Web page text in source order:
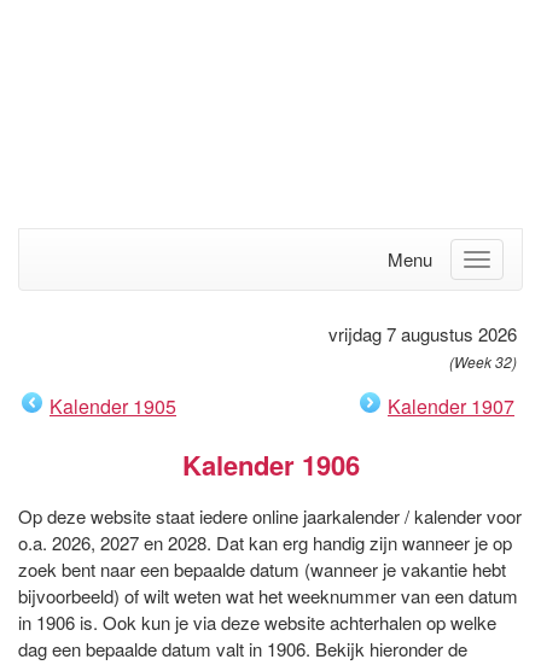
Menu
vrijdag 7 augustus 2026
(Week 32)
Kalender 1905 Kalender 1907
Kalender 1906
Op deze website staat iedere online jaarkalender / kalender voor
o.a. 2026, 2027 en 2028. Dat kan erg handig zijn wanneer je op
zoek bent naar een bepaalde datum (wanneer je vakantie hebt
bijvoorbeeld) of wilt weten wat het weeknummer van een datum
in 1906 is. Ook kun je via deze website achterhalen op welke
dag een bepaalde datum valt in 1906. Bekijk hieronder de